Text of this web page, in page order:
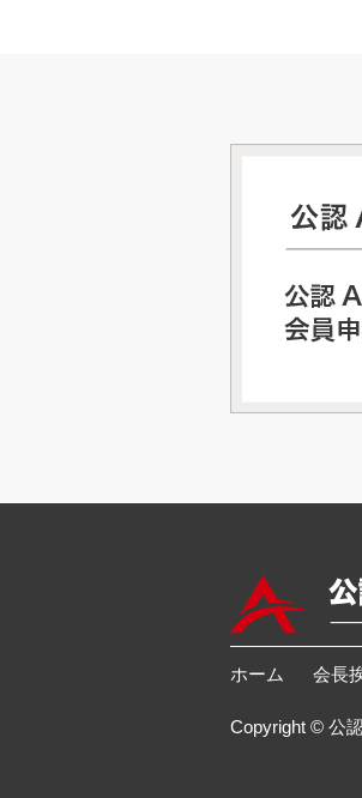
ホーム 会長
Copyright © 公